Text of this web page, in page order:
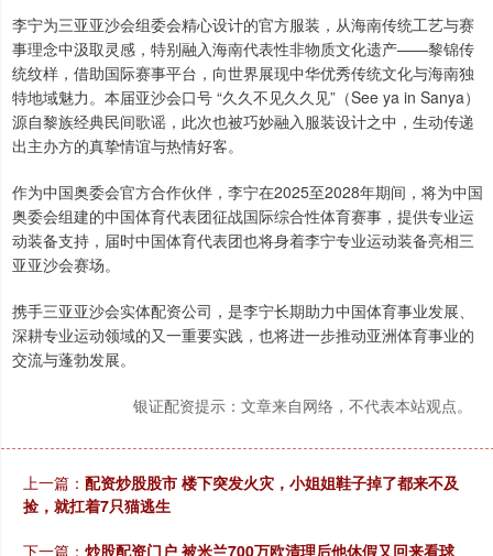
李宁为三亚亚沙会组委会精心设计的官方服装，从海南传统工艺与赛
事理念中汲取灵感，特别融入海南代表性非物质文化遗产——黎锦传
统纹样，借助国际赛事平台，向世界展现中华优秀传统文化与海南独
特地域魅力。本届亚沙会口号 “久久不见久久见”（See ya in Sanya）
源自黎族经典民间歌谣，此次也被巧妙融入服装设计之中，生动传递
出主办方的真挚情谊与热情好客。
作为中国奥委会官方合作伙伴，李宁在2025至2028年期间，将为中国
奥委会组建的中国体育代表团征战国际综合性体育赛事，提供专业运
动装备支持，届时中国体育代表团也将身着李宁专业运动装备亮相三
亚亚沙会赛场。
携手三亚亚沙会实体配资公司，是李宁长期助力中国体育事业发展、
深耕专业运动领域的又一重要实践，也将进一步推动亚洲体育事业的
交流与蓬勃发展。
银证配资提示：文章来自网络，不代表本站观点。
上一篇： 配资炒股股市 楼下突发火灾，小姐姐鞋子掉了都来不及
捡，就扛着7只猫逃生
下一篇： 炒股配资门户 被米兰700万欧清理后他休假又回来看球